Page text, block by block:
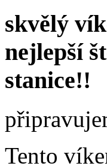
skvělý
nejlepší
stanice!!
Tento